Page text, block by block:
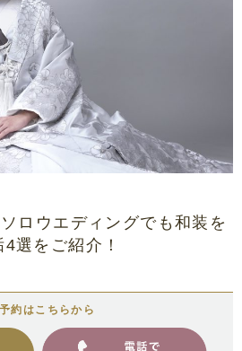
ロウエディングでも和装を
選をご紹介！
約はこちらから